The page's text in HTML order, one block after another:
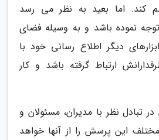
کند. اما بعید به نظر می رسد
نموده باشد و به وسیله فضای
دیگر اطلاع رسانی خود با
ارتباط گرفته باشد و کار
تبادل نظر با مدیران، مسئولان و
این پرسش را از آنها خواهد